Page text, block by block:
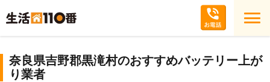
奈良県吉野郡黒滝村のおすすめバッテリー上が
り業者